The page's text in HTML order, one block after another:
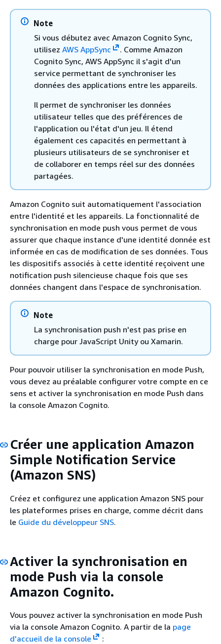
Note
Si vous débutez avec Amazon Cognito Sync,
utilisez AWS AppSync
. Comme Amazon
Cognito Sync, AWS AppSync il s'agit d'un
service permettant de synchroniser les
données des applications entre les appareils.
Il permet de synchroniser les données
utilisateur telles que des préférences de
l'application ou l'état d'un jeu. Il étend
également ces capacités en permettant à
plusieurs utilisateurs de se synchroniser et
de collaborer en temps réel sur des données
partagées.
Amazon Cognito suit automatiquement l'association
entre l'identité et les appareils. La fonctionnalité de
synchronisation en mode push vous permet de vous
assurer que chaque instance d'une identité donnée est
informée en cas de modification de ses données. Tous
les dispositifs associés à cette identité reçoivent une
notification push silencieuse chaque fois que ses
données changent dans l'espace de synchronisation.
Note
La synchronisation push n'est pas prise en
charge pour JavaScript Unity ou Xamarin.
Pour pouvoir utiliser la synchronisation en mode Push,
vous devez au préalable configurer votre compte en ce
sens et activer la synchronisation en mode Push dans
la console Amazon Cognito.
Créer une application Amazon
Simple Notification Service
(Amazon SNS)
Créez et configurez une application Amazon SNS pour
les plateformes prises en charge, comme décrit dans
le Guide du développeur SNS.
Activer la synchronisation en
mode Push via la console
Amazon Cognito.
Vous pouvez activer la synchronisation en mode Push
via la console Amazon Cognito. A partir de la page
d'accueil de la console
: